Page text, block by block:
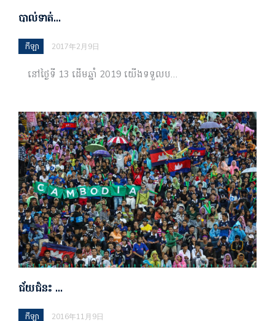
បាល់ទាត់…
កីឡា 2017年2月9日
នៅថ្ងៃទី 13 ដើមឆ្នាំ 2019 យើងទទួលប…
ជ័យជំនះ …
កីឡា 2016年11月9日